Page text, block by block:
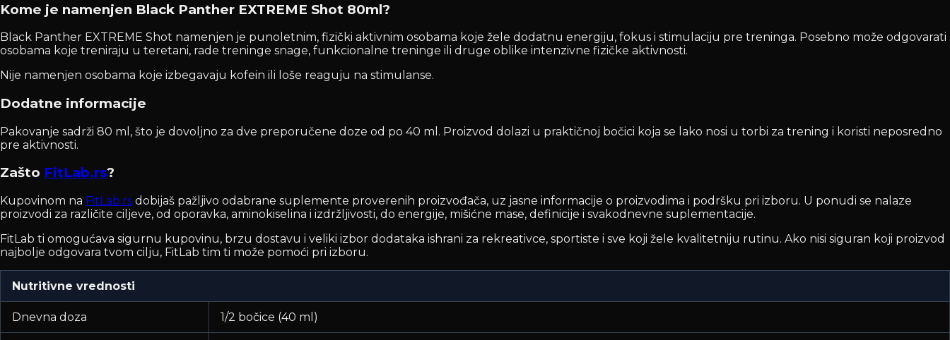
Kome je namenjen Black Panther EXTREME Shot 80ml?
Black Panther EXTREME Shot namenjen je punoletnim, fizički aktivnim osobama koje žele dodatnu energiju, fokus i stimulaciju pre treninga. Posebno može odgovarati
osobama koje treniraju u teretani, rade treninge snage, funkcionalne treninge ili druge oblike intenzivne fizičke aktivnosti.
Nije namenjen osobama koje izbegavaju kofein ili loše reaguju na stimulanse.
Dodatne informacije
Pakovanje sadrži 80 ml, što je dovoljno za dve preporučene doze od po 40 ml. Proizvod dolazi u praktičnoj bočici koja se lako nosi u torbi za trening i koristi neposredno
pre aktivnosti.
Zašto FitLab.rs?
Kupovinom na FitLab.rs dobijaš pažljivo odabrane suplemente proverenih proizvođača, uz jasne informacije o proizvodima i podršku pri izboru. U ponudi se nalaze
proizvodi za različite ciljeve, od oporavka, aminokiselina i izdržljivosti, do energije, mišićne mase, definicije i svakodnevne suplementacije.
FitLab ti omogućava sigurnu kupovinu, brzu dostavu i veliki izbor dodataka ishrani za rekreativce, sportiste i sve koji žele kvalitetniju rutinu. Ako nisi siguran koji proizvod
najbolje odgovara tvom cilju, FitLab tim ti može pomoći pri izboru.
Nutritivne vrednosti
Dnevna doza 1/2 bočice (40 ml)